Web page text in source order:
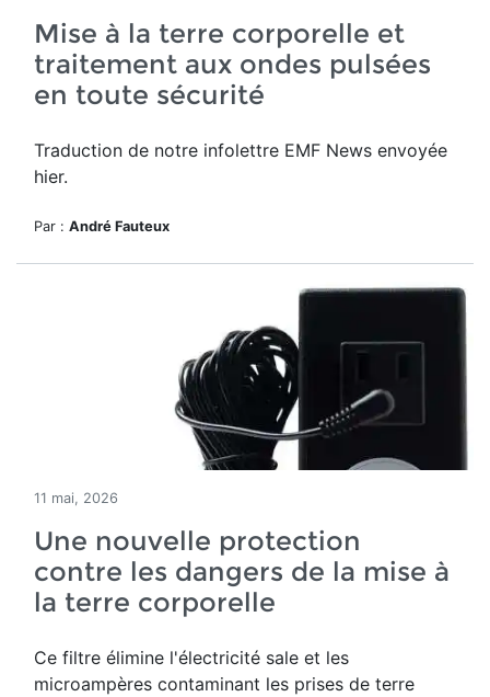
Mise à la terre corporelle et
traitement aux ondes pulsées
en toute sécurité
Traduction de notre infolettre EMF News envoyée
hier.
Par : André Fauteux
11 mai, 2026
Une nouvelle protection
contre les dangers de la mise à
la terre corporelle
Ce filtre élimine l'électricité sale et les
microampères contaminant les prises de terre